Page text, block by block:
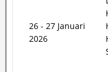
26 - 27 Januari
2026